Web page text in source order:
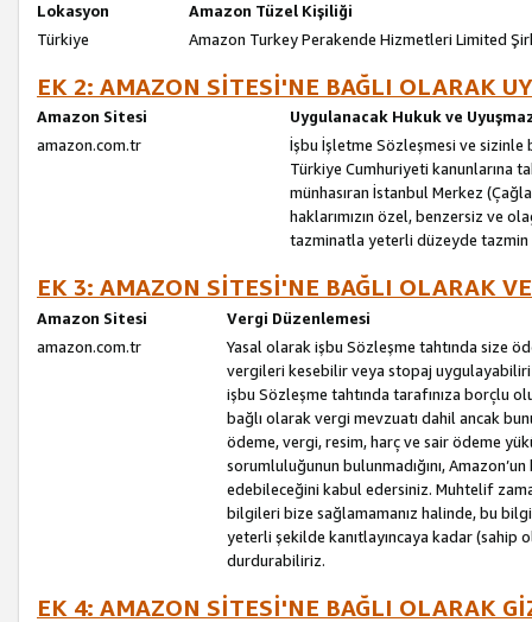
Lokasyon
Amazon Tüzel Kişiliği
Türkiye
Amazon Turkey Perakende Hizmetleri Limited
EK 2: AMAZON SİTESİ'NE BAĞLI OLARAK
Amazon Sitesi
Uygulanacak Hukuk ve
amazon.com.tr
İşbu İşletme Sözleşmesi ve sizinle
Türkiye Cumhuriyeti kanunlarına
münhasıran İstanbul Merkez
haklarımızın özel, benzersiz ve
tazminatla yeterli düzeyde
EK 3: AMAZON SİTESİ'NE BAĞLI OLARAK
Amazon Sitesi
Vergi Düzenlemesi
amazon.com.tr
Yasal olarak işbu Sözleşme tahtında size
vergileri kesebilir veya stopaj
işbu Sözleşme tahtında tarafınıza borçlu
bağlı olarak vergi mevzuatı dahil ancak
ödeme, vergi, resim, harç ve sair ödeme
sorumluluğunun bulunmadığını,
edebileceğini kabul edersiniz. Muhtelif
bilgileri bize sağlamamanız halinde, bu
yeterli şekilde kanıtlayıncaya kadar
durdurabiliriz.
EK 4: AMAZON SİTESİ'NE BAĞLI OLARAK